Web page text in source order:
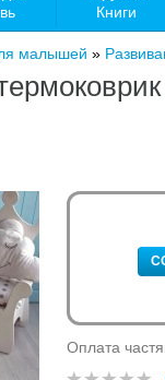
Книги
малышей »
Оплата